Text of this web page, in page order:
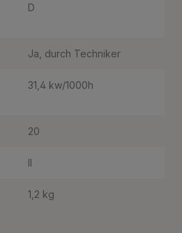
D
Ja, durch Techniker
31,4 kw/1000h
20
II
1,2 kg